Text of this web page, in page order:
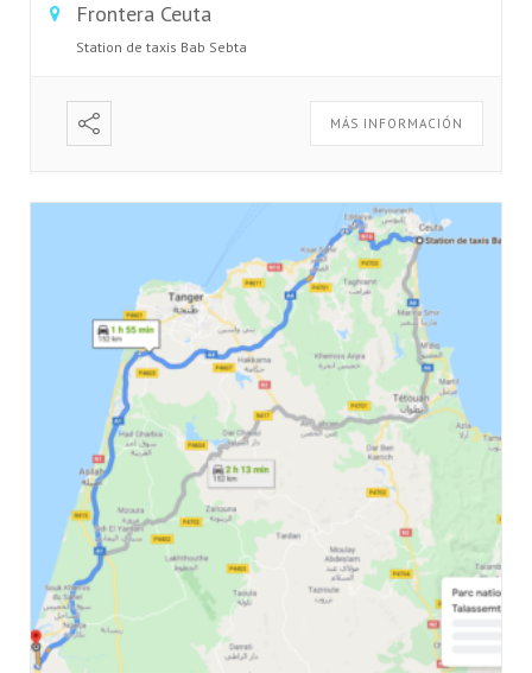
Frontera Ceuta
Station de taxis Bab Sebta
MÁS INFORMACIÓN